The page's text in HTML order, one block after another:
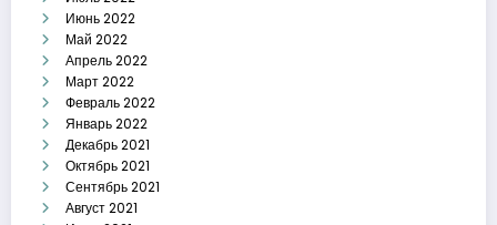
Июнь 2022
Май 2022
Апрель 2022
Март 2022
Февраль 2022
Январь 2022
Декабрь 2021
Октябрь 2021
Сентябрь 2021
Август 2021